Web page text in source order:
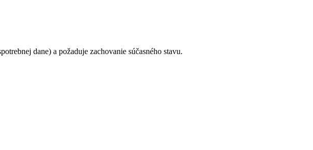
dane) a požaduje zachovanie súčasného stavu.